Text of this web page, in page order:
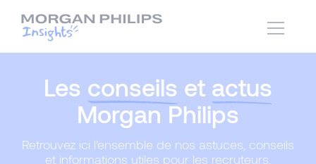
Les conseils et actus
Morgan Philips
Retrouvez ici l'ensemble de nos astuces, conseils
et informations utiles pour les recruteurs,